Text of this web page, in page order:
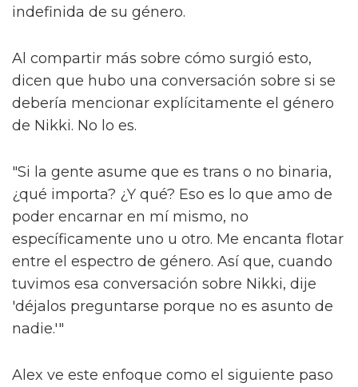
indefinida de su género.
Al compartir más sobre cómo surgió esto,
dicen que hubo una conversación sobre si se
debería mencionar explícitamente el género
de Nikki. No lo es.
"Si la gente asume que es trans o no binaria,
¿qué importa? ¿Y qué? Eso es lo que amo de
poder encarnar en mí mismo, no
específicamente uno u otro. Me encanta flotar
entre el espectro de género. Así que, cuando
tuvimos esa conversación sobre Nikki, dije
'déjalos preguntarse porque no es asunto de
nadie.'"
Alex ve este enfoque como el siguiente paso